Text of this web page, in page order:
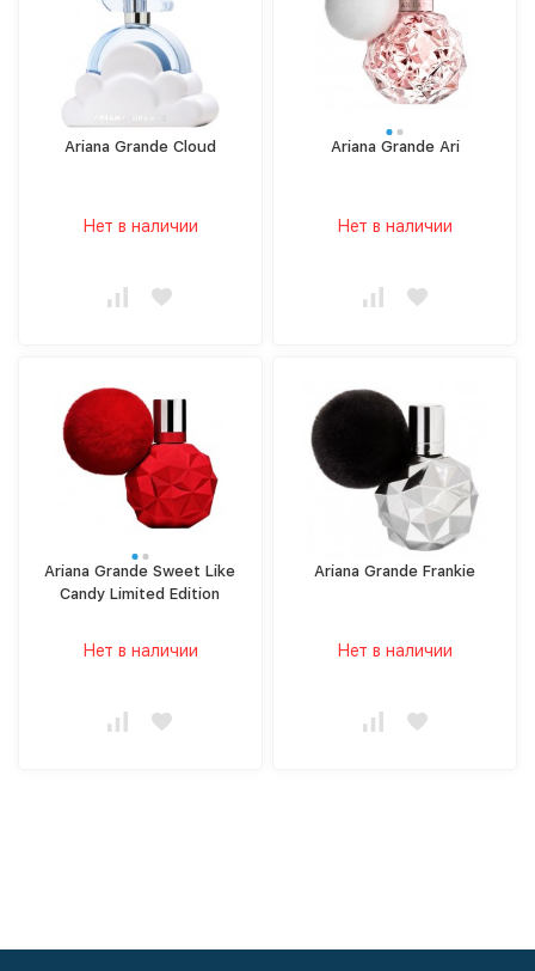
Ariana Grande Cloud
Нет в наличии
Ariana Grande Ari
Нет в наличии
Ariana Grande Sweet Like
Candy Limited Edition
Нет в наличии
Ariana Grande Frankie
Нет в наличии